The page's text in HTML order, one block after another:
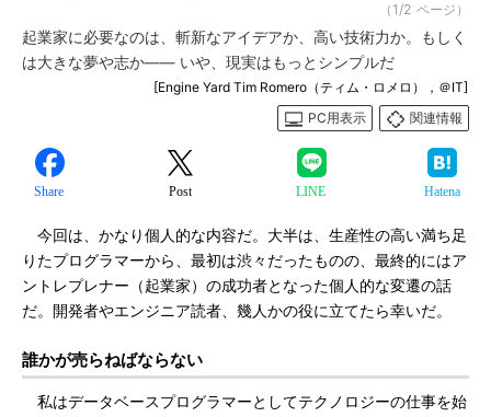
（1/2 ページ）
起業家に必要なのは、斬新なアイデアか、高い技術力か。もしく
は大きな夢や志か―― いや、現実はもっとシンプルだ
[Engine Yard Tim Romero（ティム・ロメロ），＠IT]
PC用表示
関連情報
Share Post LINE Hatena
今回は、かなり個人的な内容だ。大半は、生産性の高い満ち足
りたプログラマーから、最初は渋々だったものの、最終的にはア
ントレプレナー（起業家）の成功者となった個人的な変遷の話
だ。開発者やエンジニア読者、幾人かの役に立てたら幸いだ。
誰かが売らねばならない
私はデータベースプログラマーとしてテクノロジーの仕事を始